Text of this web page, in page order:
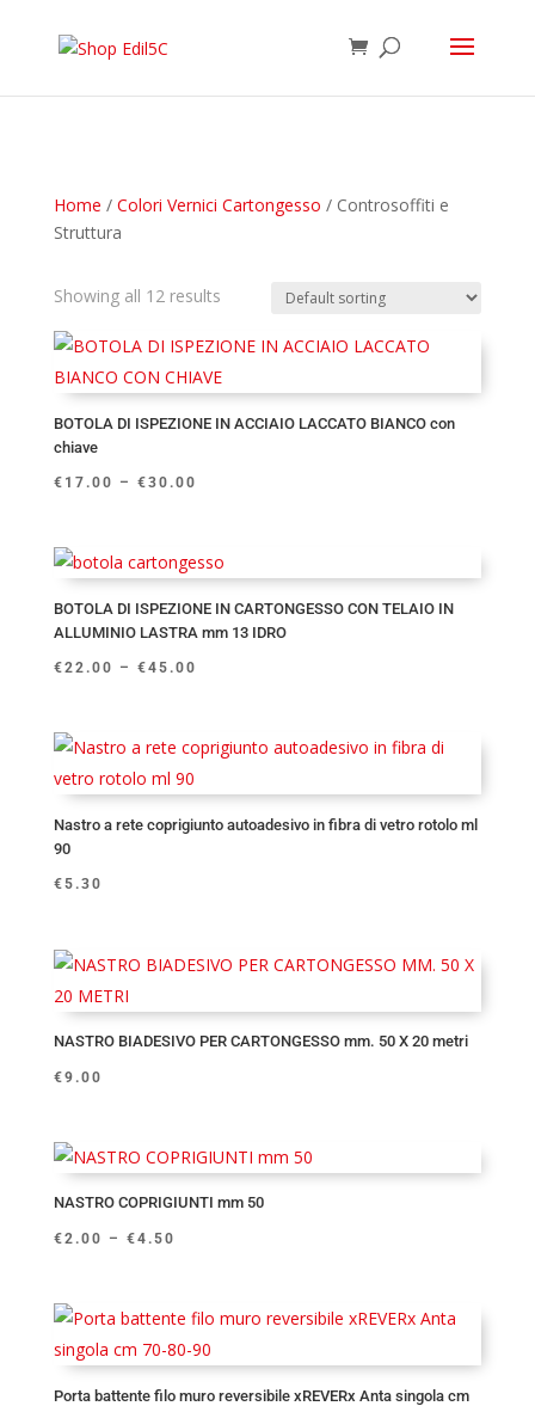
Home / Colori Vernici Cartongesso / Controsoffiti e
Struttura
Showing all 12 results
BOTOLA DI ISPEZIONE IN ACCIAIO LACCATO BIANCO con
chiave
€ 17.00 – €30.00
BOTOLA DI ISPEZIONE IN CARTONGESSO CON TELAIO IN
ALLUMINIO LASTRA mm 13 IDRO
€22.00 – €45.00
Nastro a rete coprigiunto autoadesivo in fibra di vetro rotolo ml
90
€5.30
NASTRO BIADESIVO PER CARTONGESSO mm. 50 X 20 metri
€9.00
NASTRO COPRIGIUNTI mm 50
€2.00 – €4.50
Porta battente filo muro reversibile xREVERx Anta singola cm